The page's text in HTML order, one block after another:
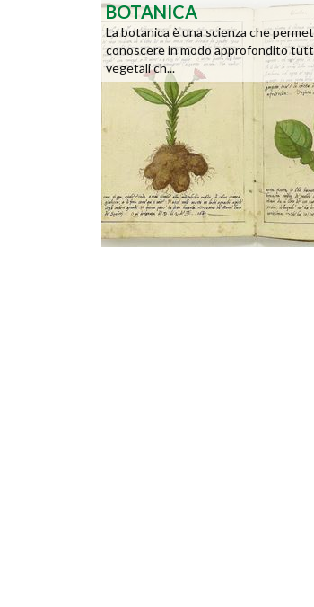
BOTANICA
La botanica è una scienza che
conoscere in modo approfondito
vegetali ch...